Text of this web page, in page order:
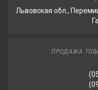
Львовская обл.,
ПРОДАЖА